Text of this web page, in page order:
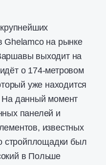
Ghelamco на рынке
выходит на
о 174-метровом
уже находится
данный момент
панелей и
известных
стройплощадки был
в Польше